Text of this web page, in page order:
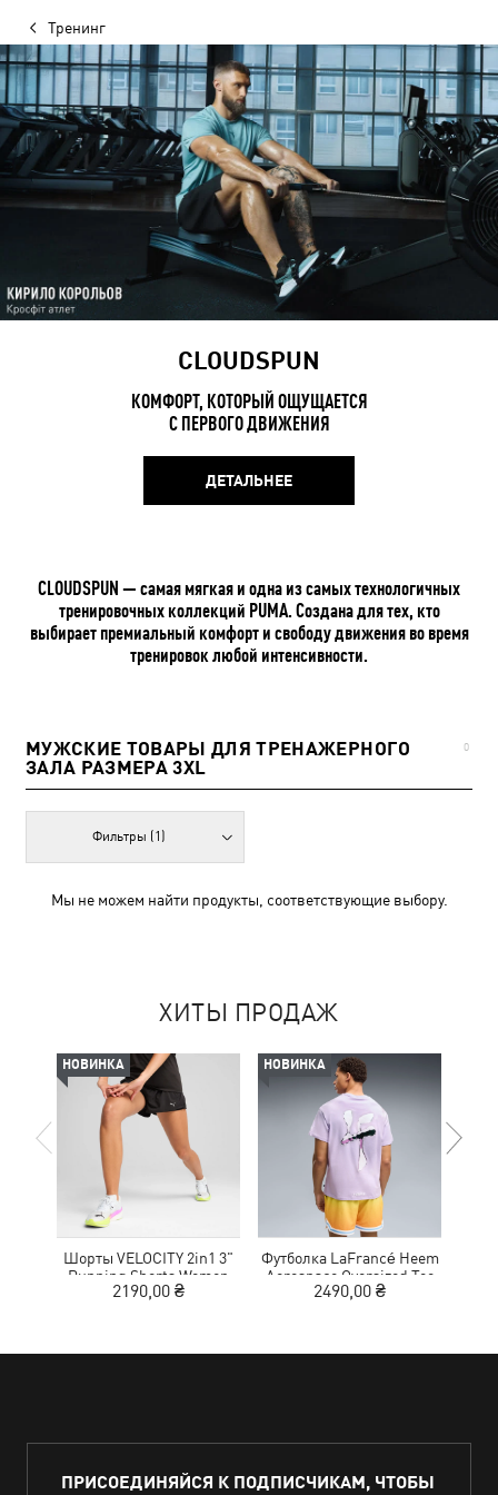
Тренинг
CLOUDSPUN
КОМФОРТ, КОТОРЫЙ ОЩУЩАЕТСЯ
С ПЕРВОГО ДВИЖЕНИЯ
ДЕТАЛЬНЕЕ
CLOUDSPUN — самая мягкая и одна из самых технологичных
тренировочных коллекций PUMA. Создана для тех, кто
выбирает премиальный комфорт и свободу движения во время
тренировок любой интенсивности.
МУЖСКИЕ ТОВАРЫ ДЛЯ ТРЕНАЖЕРНОГО
ЗАЛА РАЗМЕРА 3XL
0
Фильтры (1)
Мы не можем найти продукты, соответствующие выбору.
ХИТЫ ПРОДАЖ
НОВИНКА
Шорты VELOCITY 2in1 3"
Running Shorts Women
2190,00 ₴
НОВИНКА
Футболка LaFrancé Heem
Aerospace Oversized Tee
Men
2490,00 ₴
ПРИСОЕДИНЯЙСЯ К ПОДПИСЧИКАМ, ЧТОБЫ